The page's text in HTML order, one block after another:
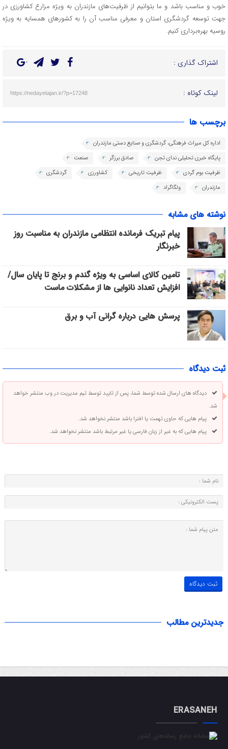
خوب و مناسب باشد و ما بتوانیم از ظرفیت‌های مازندران به ویژه مزارع کشاورزی در
جهت توسعه گردشگری استان و معرفی مناسب آن را به کشورهای همسایه به ویژه
روسیه بهره‌برداری کنیم.
اشتراک گذاری :
لینک کوتاه : https://nedayetajan.ir/?p=17248
برچسب ها
اداره کل میراث فرهنگی، گردشگری و صنایع دستی مازندران
پایگاه خبری تحلیلی ندای تجن
صادق برزگر
صنعت
ظرفیت بوم گردی
ظرفیت تاریخی کشاورزی
گردشگری
مازندران
ولگاگراد
نوشته های مشابه
پیام تبریک فرمانده انتظامی مازندران به مناسبت روز
خبرنگار
تامین کالای اساسی به ویژه گندم و برنج تا پایان سال/
افزایش تعداد نانوایی ها از مشکلات ماست
پرسش هایی درباره گرانی آب و برق
ثبت دیدگاه
دیدگاه های ارسال شده توسط شما، پس از تایید توسط تیم مدیریت در وب منتشر خواهد
شد.
پیام هایی که حاوی تهمت یا افترا باشد منتشر نخواهد شد.
پیام هایی که به غیر از زبان فارسی یا غیر مرتبط باشد منتشر نخواهد شد.
جدیدترین مطالب
ERASANEH